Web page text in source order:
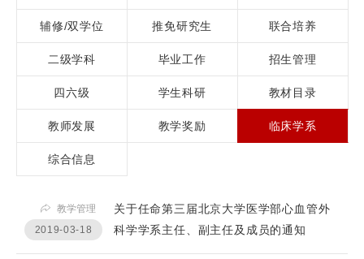
辅修/双学位 推免研究生 联合培养
二级学科 毕业工作 招生管理
四六级 学生科研 教材目录
教师发展 教学奖励 临床学系
综合信息
教学管理
2019-03-18
关于任命第三届北京大学医学部心血管外
科学学系主任、副主任及成员的通知